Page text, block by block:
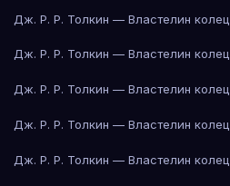
Дж. Р. Р. Толкин — Властелин колец
Дж. Р. Р. Толкин — Властелин колец
Дж. Р. Р. Толкин — Властелин колец
Дж. Р. Р. Толкин — Властелин колец
Дж. Р. Р. Толкин — Властелин колец